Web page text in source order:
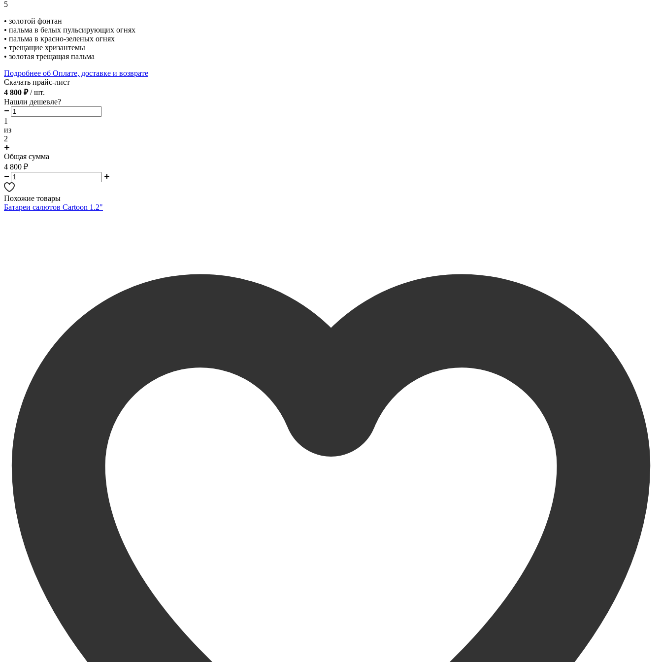
5
• золотой фонтан
• пальма в белых пульсирующих огнях
• пальма в красно-зеленых огнях
• трещащие хризантемы
• золотая трещащая пальма
Подробнее об Оплате, доставке и возврате
Скачать прайс-лист
4 800 ₽ / шт.
Нашли дешевле?
1
из
2
Общая сумма
4 800 ₽
Похожие товары
Батареи салютов Cartoon 1.2"